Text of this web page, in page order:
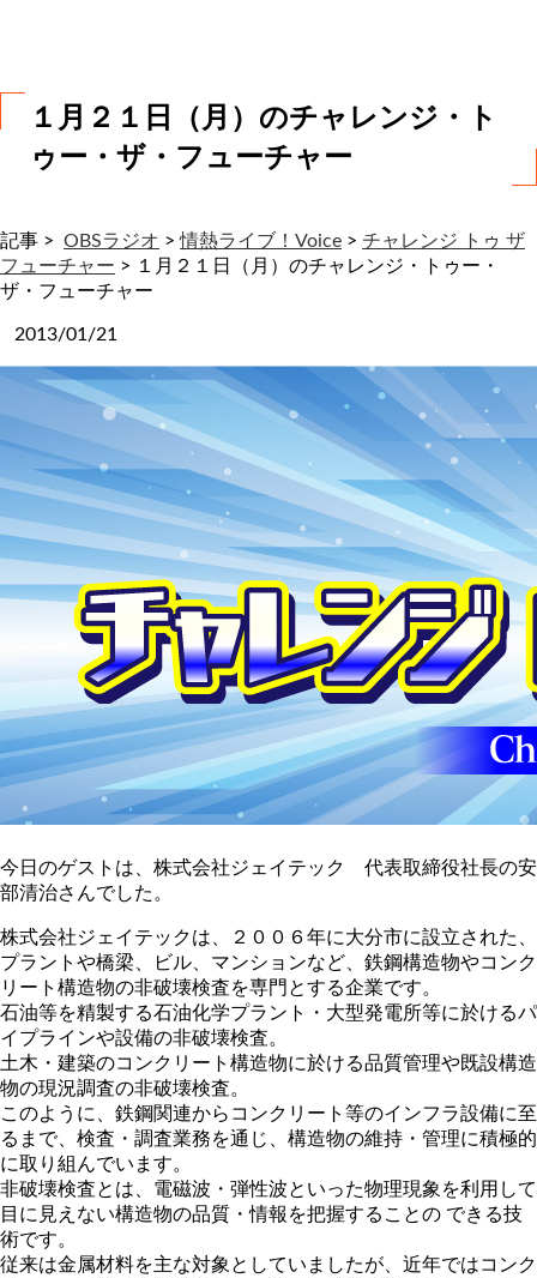
１月２１日（月）のチャレンジ・ト
ゥー・ザ・フューチャー
記事 > OBSラジオ >情熱ライブ！Voice > チャレンジ トゥ ザ
フューチャー > １月２１日（月）のチャレンジ・トゥー・
ザ・フューチャー
2013/01/21
今日のゲストは、株式会社ジェイテック 代表取締役社長の安
部清治さんでした。
株式会社ジェイテックは、２００６年に大分市に設立された、
プラントや橋梁、ビル、マンションなど、鉄鋼構造物やコンク
リート構造物の非破壊検査を専門とする企業です。
石油等を精製する石油化学プラント・大型発電所等に於けるパ
イプラインや設備の非破壊検査。
土木・建築のコンクリート構造物に於ける品質管理や既設構造
物の現況調査の非破壊検査。
このように、鉄鋼関連からコンクリート等のインフラ設備に至
るまで、検査・調査業務を通じ、構造物の維持・管理に積極的
に取り組んでいます。
非破壊検査とは、電磁波・弾性波といった物理現象を利用して
目に見えない構造物の品質・情報を把握することの できる技
術です。
従来は金属材料を主な対象としていましたが、近年ではコンク